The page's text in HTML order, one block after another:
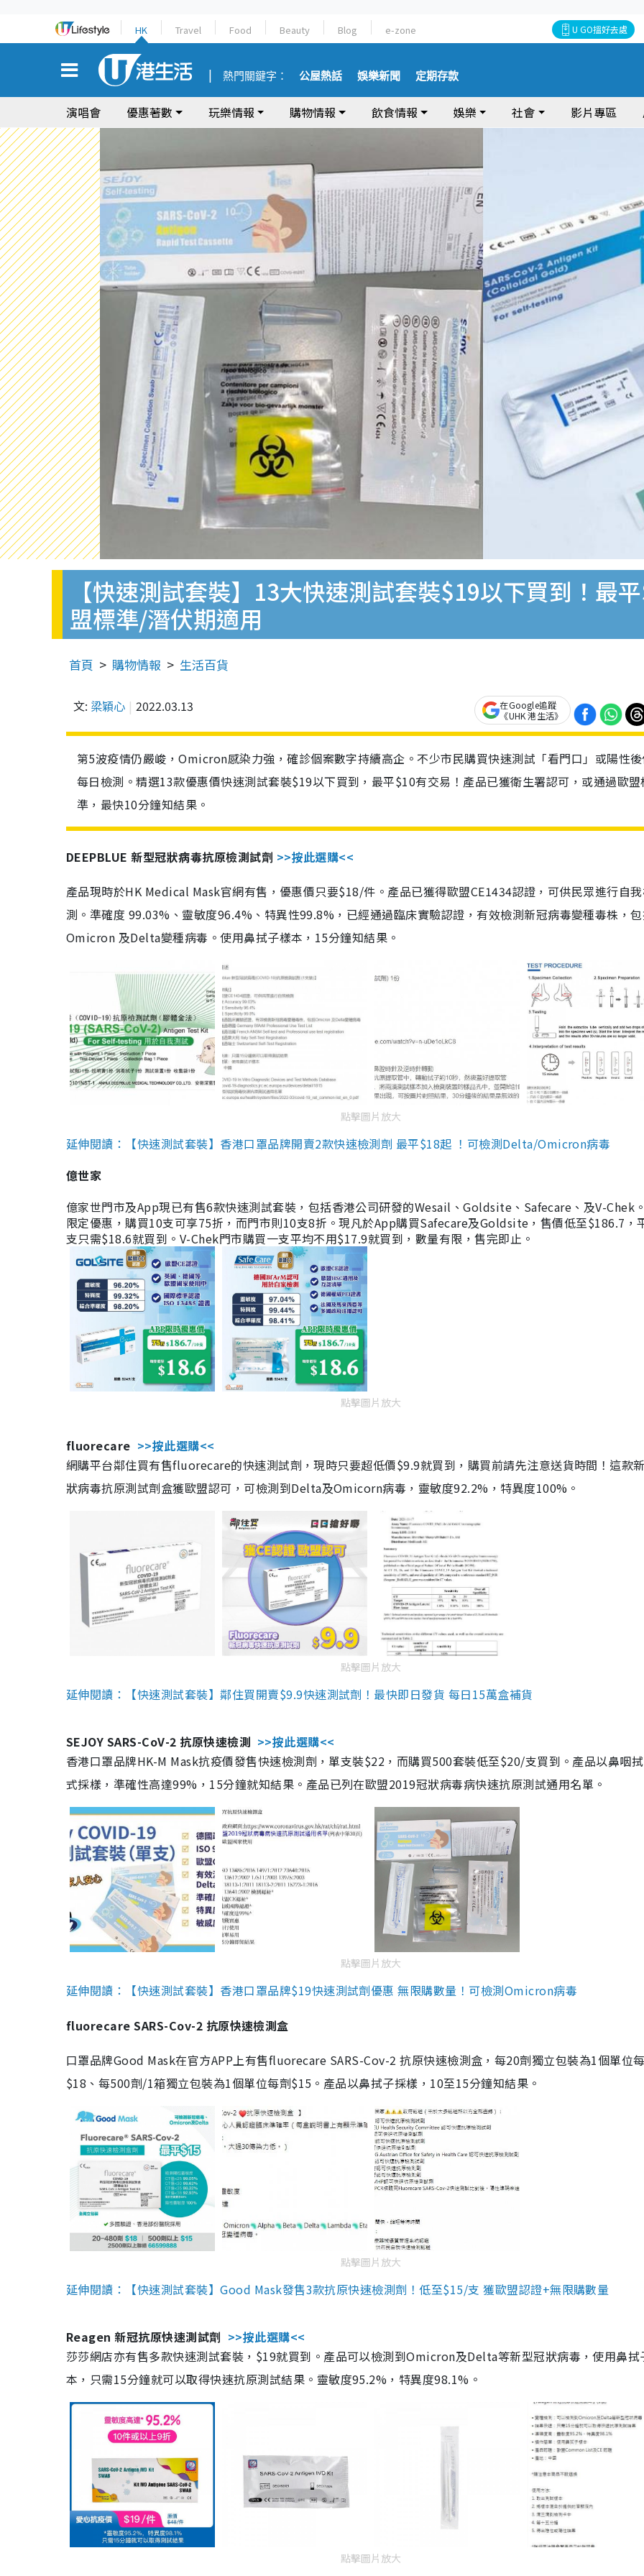
HK Travel Food Beauty Blog e-zone U GO搵好去處
熱門關鍵字： 公屋熱話 娛樂新聞 定期存款
演唱會 優惠著數 玩樂情報 購物情報 飲食情報 娛樂 社會 影片專區
【快速測試套裝】13大快速測試套裝$19以下買到！最
盟標準/潛伏期適用
首頁 購物情報 生活百貨
文: 梁穎心 2022.03.13
在Google追蹤
《UHK 港生活》
第5波疫情仍嚴峻，Omicron感染力強，確診個案數字持續高企。不少市民購買快速測試「看門口」或陽性
每日檢測。精選13款優惠價快速測試套裝$19以下買到，最平$10有交易！產品已獲衛生署認可，或通過歐盟
準，最快10分鐘知結果。
DEEPBLUE 新型冠狀病毒抗原檢測試劑 >>按此選購<<
產品現時於HK Medical Mask官網有售，優惠價只要$18/件。產品已獲得歐盟CE1434認證，可供民眾進行自
測。準確度 99.03%、靈敏度96.4%、特異性99.8%，已經通過臨床實驗認證，有效檢測新冠病毒變種毒株，
Omicron 及Delta變種病毒。使用鼻拭子樣本，15分鐘知結果。
點擊圖片放大
延伸閱讀：【快速測試套裝】香港口罩品牌開賣2款快速檢測劑 最平$18起 ！可檢測Delta/Omicron病毒
億世家
億家世門市及App現已有售6款快速測試套裝，包括香港公司研發的Wesail、Goldsite、Safecare、及V-Chek
限定優惠，購買10支可享75折，而門市則10支8折。現凡於App購買Safecare及Goldsite，售價低至$186.7，
支只需$18.6就買到。V-Chek門市購買一支平均不用$17.9就買到，數量有限，售完即止。
點擊圖片放大
fluorecare >>按此選購<<
網購平台鄰住買有售fluorecare的快速測試劑，現時只要超低價$9.9就買到，購買前請先注意送貨時間！這款
狀病毒抗原測試劑盒獲歐盟認可，可檢測到Delta及Omicorn病毒，靈敏度92.2%，特異度100%。
點擊圖片放大
延伸閱讀：【快速測試套裝】鄰住買開賣$9.9快速測試劑！最快即日發貨 每日15萬盒補貨
SEJOY SARS-CoV-2 抗原快速檢測 >>按此選購<<
香港口罩品牌HK-M Mask抗疫價發售快速檢測劑，單支裝$22，而購買500套裝低至$20/支買到。產品以鼻咽
式採樣，準確性高達99%，15分鐘就知結果。產品已列在歐盟2019冠狀病毒病快速抗原測試通用名單。
點擊圖片放大
延伸閱讀：【快速測試套裝】香港口罩品牌$19快速測試劑優惠 無限購數量！可檢測Omicron病毒
fluorecare SARS-Cov-2 抗原快速檢測盒
口罩品牌Good Mask在官方APP上有售fluorecare SARS-Cov-2 抗原快速檢測盒，每20劑獨立包裝為1個單位
$18、每500劑/1箱獨立包裝為1個單位每劑$15。產品以鼻拭子採樣，10至15分鐘知結果。
點擊圖片放大
延伸閱讀：【快速測試套裝】Good Mask發售3款抗原快速檢測劑！低至$15/支 獲歐盟認證+無限購數量
Reagen 新冠抗原快速測試劑 >>按此選購<<
莎莎網店亦有售多款快速測試套裝，$19就買到。產品可以檢測到Omicron及Delta等新型冠狀病毒，使用鼻拭
本，只需15分鐘就可以取得快速抗原測試結果。靈敏度95.2%，特異度98.1%。
點擊圖片放大